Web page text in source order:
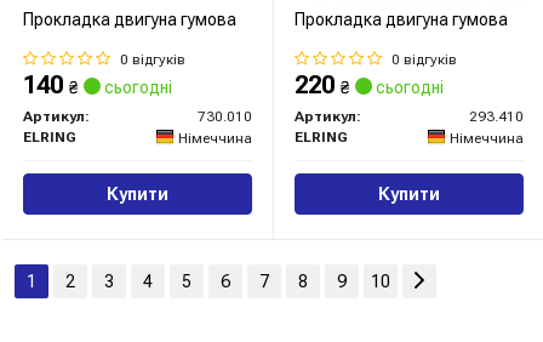
Прокладка двигуна гумова
0 відгуків
140 ₴ сьогодні
Артикул:
730.010
ELRING
Німеччина
Купити
Прокладка двигуна гумова
0 відгуків
220 ₴ сьогодні
Артикул:
293.410
ELRING
Німеччина
Купити
1 2 3 4 5 6 7 8 9 10